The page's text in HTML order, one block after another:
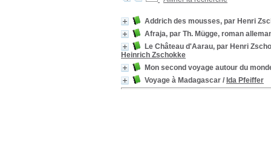
Addrich des mousses, par Henri
Afraja, par Th. Mügge, roman
Le Château d'Aarau, par Henri
Heinrich Zschokke
Mon second voyage autour du
Voyage à Madagascar / Ida Pfeiffer